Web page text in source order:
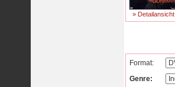
» Detailansicht
Format:
Genre: